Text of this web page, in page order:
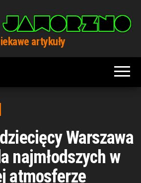
artykuły
Warszawa
najmłodszych w
atmosferze